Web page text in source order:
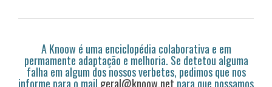
A Knoow é uma enciclopédia colaborativa e em
permamente adaptação e melhoria. Se detetou alguma
falha em algum dos nossos verbetes, pedimos que nos
informe para o mail geral@knoow.netpara que possamos